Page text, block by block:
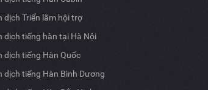
dịch Triển lãm hội trợ
dịch tiếng hàn tại Hà Nội
dịch tiếng Hàn Quốc
dịch tiếng Hàn Bình Dương